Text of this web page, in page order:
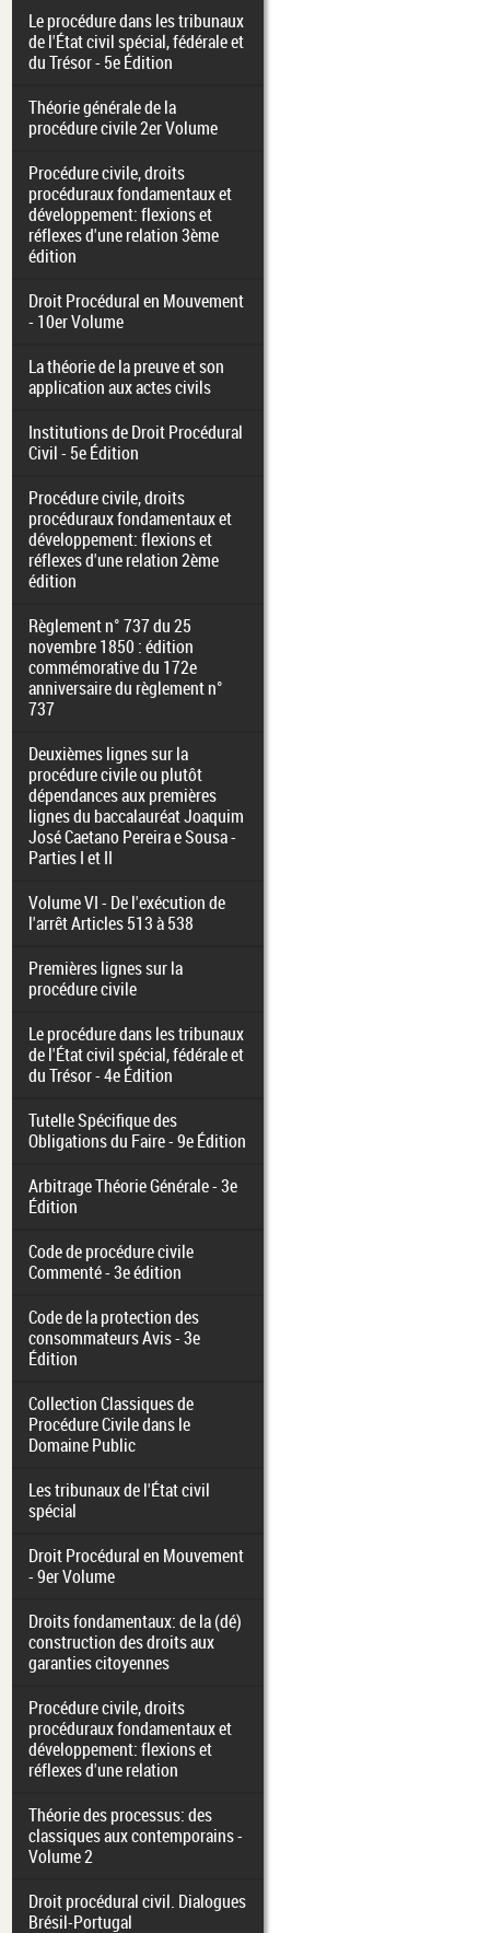
Le procédure dans les tribunaux
de l'État civil spécial, fédérale et
du Trésor - 5e Édition
Théorie générale de la
procédure civile 2er Volume
Procédure civile, droits
procéduraux fondamentaux et
développement: flexions et
réflexes d'une relation 3ème
édition
Droit Procédural en Mouvement
- 10er Volume
La théorie de la preuve et son
application aux actes civils
Institutions de Droit Procédural
Civil - 5e Édition
Procédure civile, droits
procéduraux fondamentaux et
développement: flexions et
réflexes d'une relation 2ème
édition
Règlement n° 737 du 25
novembre 1850 : édition
commémorative du 172e
anniversaire du règlement n°
737
Deuxièmes lignes sur la
procédure civile ou plutôt
dépendances aux premières
lignes du baccalauréat Joaquim
José Caetano Pereira e Sousa -
Parties I et II
Volume VI - De l'exécution de
l'arrêt Articles 513 à 538
Premières lignes sur la
procédure civile
Le procédure dans les tribunaux
de l'État civil spécial, fédérale et
du Trésor - 4e Édition
Tutelle Spécifique des
Obligations du Faire - 9e Édition
Arbitrage Théorie Générale - 3e
Édition
Code de procédure civile
Commenté - 3e édition
Code de la protection des
consommateurs Avis - 3e
Édition
Collection Classiques de
Procédure Civile dans le
Domaine Public
Les tribunaux de l'État civil
spécial
Droit Procédural en Mouvement
- 9er Volume
Droits fondamentaux: de la (dé)
construction des droits aux
garanties citoyennes
Procédure civile, droits
procéduraux fondamentaux et
développement: flexions et
réflexes d'une relation
Théorie des processus: des
classiques aux contemporains -
Volume 2
Droit procédural civil. Dialogues
Brésil-Portugal